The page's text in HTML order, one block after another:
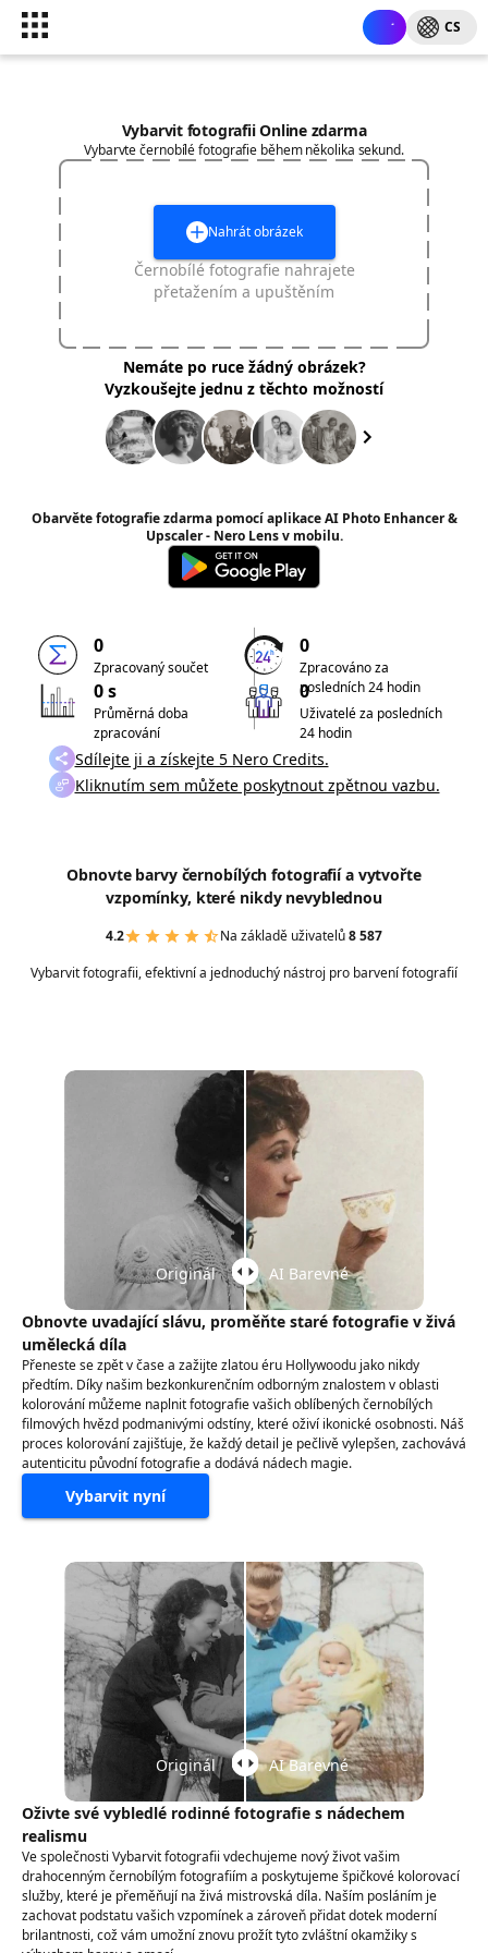
CS
Vybarvit fotografii Online zdarma
Vybarvte černobílé fotografie během několika sekund.
Nahrát obrázek
Černobílé fotografie nahrajete
přetažením a upuštěním
Nemáte po ruce žádný obrázek?
Vyzkoušejte jednu z těchto možností
Obarvěte fotografie zdarma pomocí aplikace AI Photo Enhancer &
Upscaler - Nero Lens v mobilu.
0
Zpracovaný součet
0
Zpracováno za
posledních 24 hodin
0 s
Průměrná doba
zpracování
0
Uživatelé za posledních
24 hodin
Sdílejte ji a získejte 5 Nero Credits.
Kliknutím sem můžete poskytnout zpětnou vazbu.
Obnovte barvy černobílých fotografií a vytvořte
vzpomínky, které nikdy nevyblednou
4.2 Na základě uživatelů8 587
Vybarvit fotografii, efektivní a jednoduchý nástroj pro barvení fotografií
Originál AI Barevné
Obnovte uvadající slávu, proměňte staré fotografie v živá
umělecká díla
Přeneste se zpět v čase a zažijte zlatou éru Hollywoodu jako nikdy
předtím. Díky našim bezkonkurenčním odborným znalostem v oblasti
kolorování můžeme naplnit fotografie vašich oblíbených černobílých
filmových hvězd podmanivými odstíny, které oživí ikonické osobnosti. Náš
proces kolorování zajišťuje, že každý detail je pečlivě vylepšen, zachovává
autenticitu původní fotografie a dodává nádech magie.
Vybarvit nyní
Originál AI Barevné
Oživte své vybledlé rodinné fotografie s nádechem
realismu
Ve společnosti Vybarvit fotografii vdechujeme nový život vašim
drahocenným černobílým fotografiím a poskytujeme špičkové kolorovací
služby, které je přeměňují na živá mistrovská díla. Naším posláním je
zachovat podstatu vašich vzpomínek a zároveň přidat dotek moderní
brilantnosti, což vám umožní znovu prožít tyto zvláštní okamžiky s